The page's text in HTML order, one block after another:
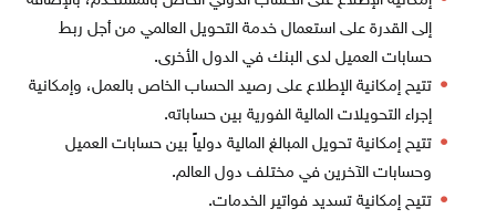
إلى القدرة على استعمال خدمة التحويل العالمي من أجل ربط
حسابات العميل لدى البنك في الدول الأخرى.
تتيح إمكانية الإطلاع على رصيد الحساب الخاص بالعمل، وإمكانية
إجراء التحويلات المالية الفورية بين حساباته.
تتيح إمكانية تحويل المبالغ المالية دولياً بين حسابات العميل
وحسابات الآخرين في مختلف دول العالم.
تتيح إمكانية تسديد فواتير الخدمات.